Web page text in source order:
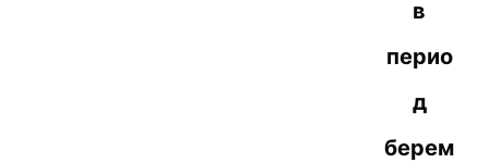
в
перио
д
берем